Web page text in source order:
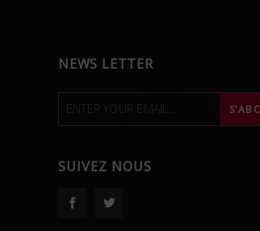
NEWS LETTER
SUIVEZ NOUS
Facebook